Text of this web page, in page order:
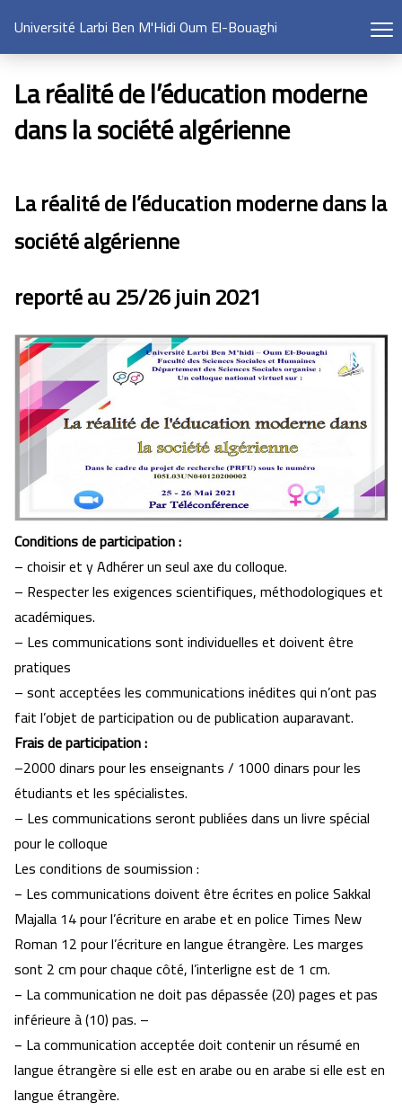
Université Larbi Ben M'Hidi Oum El-Bouaghi
La réalité de l’éducation moderne
dans la société algérienne
La réalité de l’éducation moderne dans la
société algérienne
reporté au 25/26 juin 2021
Conditions de participation :
– choisir et y Adhérer un seul axe du colloque.
– Respecter les exigences scientifiques, méthodologiques et
académiques.
– Les communications sont individuelles et doivent être
pratiques
– sont acceptées les communications inédites qui n’ont pas
fait l’objet de participation ou de publication auparavant.
Frais de participation :
–2000 dinars pour les enseignants / 1000 dinars pour les
étudiants et les spécialistes.
– Les communications seront publiées dans un livre spécial
pour le colloque
Les conditions de soumission :
− Les communications doivent être écrites en police Sakkal
Majalla 14 pour l’écriture en arabe et en police Times New
Roman 12 pour l’écriture en langue étrangère. Les marges
sont 2 cm pour chaque côté, l’interligne est de 1 cm.
− La communication ne doit pas dépassée (20) pages et pas
inférieure à (10) pas. –
− La communication acceptée doit contenir un résumé en
langue étrangère si elle est en arabe ou en arabe si elle est en
langue étrangère.